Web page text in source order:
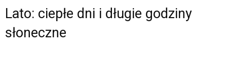
Lato: ciepłe dni i długie godziny
słoneczne